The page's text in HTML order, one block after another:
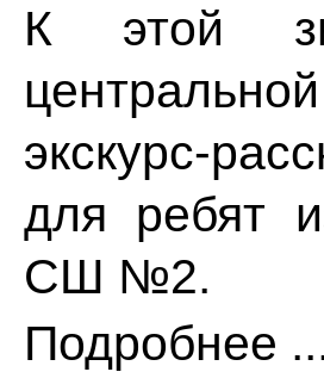
К этой
экскурс-
для ребят
СШ №2.
Подробнее